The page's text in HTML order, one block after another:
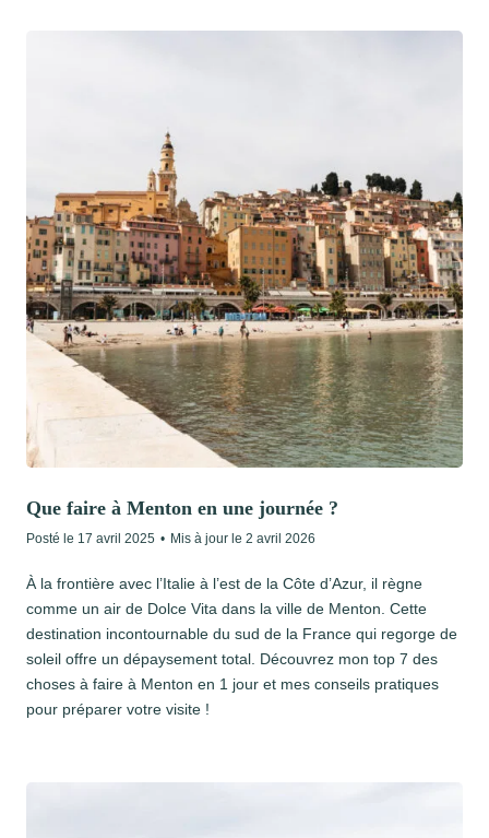
Que faire à Menton en une journée ?
Posté le 17 avril 2025 • Mis à jour le 2 avril 2026
À la frontière avec l’Italie à l’est de la Côte d’Azur, il règne
comme un air de Dolce Vita dans la ville de Menton. Cette
destination incontournable du sud de la France qui regorge de
soleil offre un dépaysement total. Découvrez mon top 7 des
choses à faire à Menton en 1 jour et mes conseils pratiques
pour préparer votre visite !